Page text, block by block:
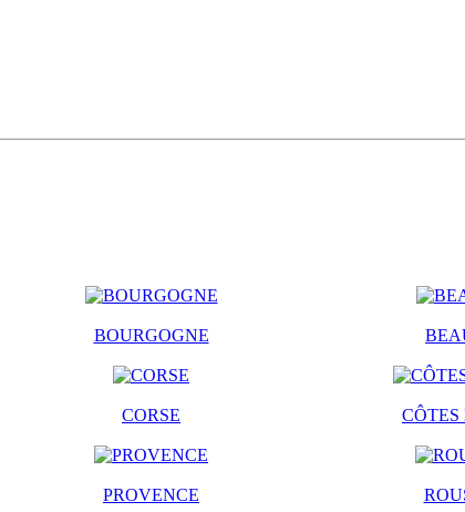
BOURGOGNE
CORSE CÔTES
PROVENCE